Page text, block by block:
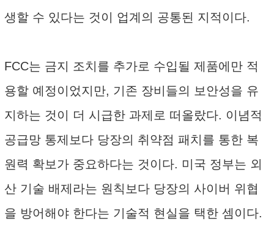
생할 수 있다는 것이 업계의 공통된 지적이다.
FCC는 금지 조치를 추가로 수입될 제품에만 적
용할 예정이었지만, 기존 장비들의 보안성을 유
지하는 것이 더 시급한 과제로 떠올랐다. 이념적
공급망 통제보다 당장의 취약점 패치를 통한 복
원력 확보가 중요하다는 것이다. 미국 정부는 외
산 기술 배제라는 원칙보다 당장의 사이버 위협
을 방어해야 한다는 기술적 현실을 택한 셈이다.